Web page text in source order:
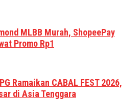
MLBB Murah, ShopeePay
Promo Rp1
Ramaikan CABAL FEST 2026,
di Asia Tenggara